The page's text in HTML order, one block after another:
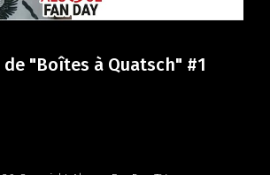
"Boîtes à Quatsch" #1